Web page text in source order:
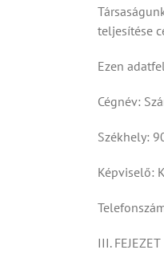
teljesítése
Ezen
Cégnév:
Székhely:
Képviselő:
III. FEJEZET